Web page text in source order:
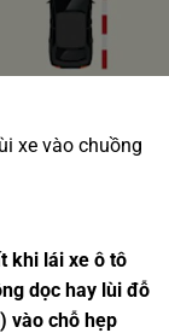
xe vào chuồng
khi lái xe ô tô
dọc hay lùi đỗ
vào chỗ hẹp